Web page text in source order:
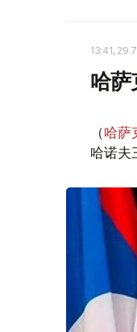
13:41, 29
哈萨
（哈萨
哈诺夫